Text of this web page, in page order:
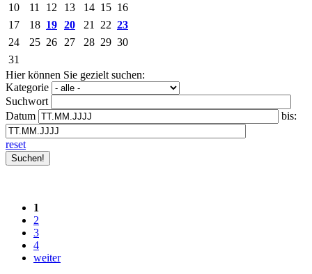
10
11 12 13 14 15 16
17
18 19 20 21 22 23
24
25 26 27 28 29 30
31
Hier können Sie gezielt suchen:
Kategorie
Suchwort
Datum
bis:
reset
1
2
3
4
weiter